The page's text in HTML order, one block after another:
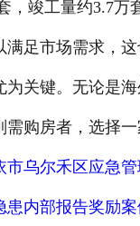
，竣工量约3.7万
满足市场需求，
为关键。无论是
需购房者，选择
市乌尔禾区应急
患内部报告奖励案